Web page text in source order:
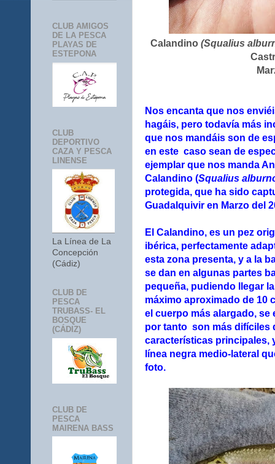
Calandino(Squalius
Nos encanta que nos
hagáis, pero todavía más
que nos mandáis son de
en este caso sean de
ejemplar que nos manda
Calandino (Squalius
protegida, que ha sido
Guadalquivir en Marzo del
El Calandino, es un pez
ibérica, perfectamente
esta zona presenta, y a la
se dan en algunas partes
pequeña, pudiendo llegar
máximo aproximado de 10
el cuerpo más alargado,
por tanto son más difíciles
características principales,
línea negra medio-lateral
foto.
CLUB AMIGOS
DE LA PESCA
PLAYAS DE
ESTEPONA
CLUB
DEPORTIVO
CAZA Y PESCA
LINENSE
La Línea de La
Concepción
(Cádiz)
CLUB DE
PESCA
TRUBASS- EL
BOSQUE
(CÁDIZ)
CLUB DE
PESCA
MAIRENA BASS